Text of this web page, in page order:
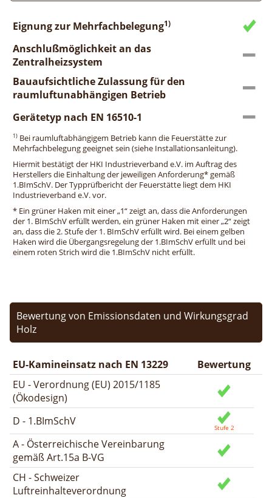
Eignung zur Mehrfachbelegung1)
Anschlußmöglichkeit an das
Zentralheizsystem
Bauaufsichtliche Zulassung für den
raumluftunabhängigen Betrieb
Gerätetyp nach EN 16510-1
1) Bei raumluftabhängigem Betrieb kann die Feuerstätte zur
Mehrfachbelegung geeignet sein (siehe Installationsanleitung).
Hiermit bestätigt der HKI Industrieverband e.V. im Auftrag des
Herstellers die Einhaltung der jeweiligen Anforderung* gemäß
1.BImSchV. Der Typprüfbericht der Feuerstätte liegt dem HKI
Industrieverband e.V. vor.
* Ein grüner Haken mit einer „1“ zeigt an, dass die Anforderungen
der 1. BImSchV erfüllt werden, ein grüner Haken mit einer „2“ zeigt
an, dass die 2. Stufe der 1. BImSchV erfüllt wird. Bei einem gelben
Haken wird die Übergangsregelung der 1.BImSchV erfüllt und bei
einem roten Strich wird die 1.BImSchV nicht erfüllt.
Bewertung von Emissionsdaten und Wirkungsgrad
Holz
EU-Kamineinsatz nach EN 13229
Bewertung
EU - Verordnung (EU) 2015/1185
(Ökodesign)
D - 1.BImSchV
A - Österreichische Vereinbarung
gemäß Art.15a B-VG
CH - Schweizer
Luftreinhalteverordnung